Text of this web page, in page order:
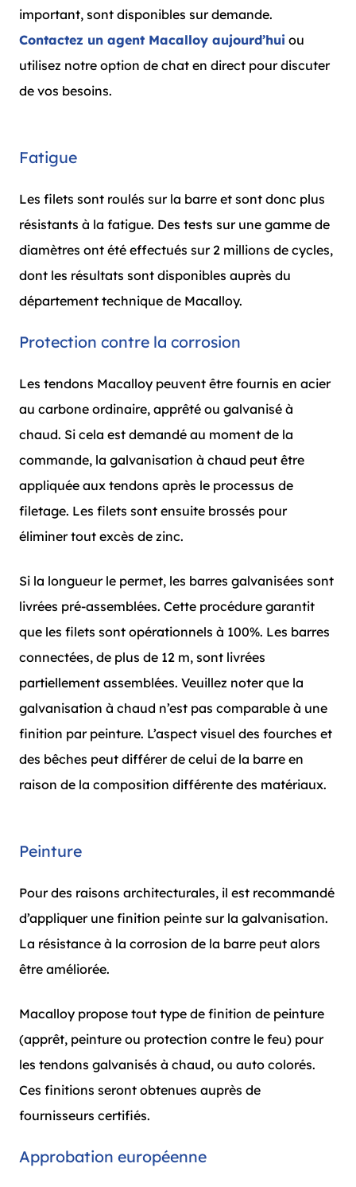
important, sont disponibles sur demande.
Contactez un agent Macalloy aujourd’hui ou
utilisez notre option de chat en direct pour discuter
de vos besoins.
Fatigue
Les filets sont roulés sur la barre et sont donc plus
résistants à la fatigue. Des tests sur une gamme de
diamètres ont été effectués sur 2 millions de cycles,
dont les résultats sont disponibles auprès du
département technique de Macalloy.
Protection contre la corrosion
Les tendons Macalloy peuvent être fournis en acier
au carbone ordinaire, apprêté ou galvanisé à
chaud. Si cela est demandé au moment de la
commande, la galvanisation à chaud peut être
appliquée aux tendons après le processus de
filetage. Les filets sont ensuite brossés pour
éliminer tout excès de zinc.
Si la longueur le permet, les barres galvanisées sont
livrées pré-assemblées. Cette procédure garantit
que les filets sont opérationnels à 100%. Les barres
connectées, de plus de 12 m, sont livrées
partiellement assemblées. Veuillez noter que la
galvanisation à chaud n’est pas comparable à une
finition par peinture. L’aspect visuel des fourches et
des bêches peut différer de celui de la barre en
raison de la composition différente des matériaux.
Peinture
Pour des raisons architecturales, il est recommandé
d’appliquer une finition peinte sur la galvanisation.
La résistance à la corrosion de la barre peut alors
être améliorée.
Macalloy propose tout type de finition de peinture
(apprêt, peinture ou protection contre le feu) pour
les tendons galvanisés à chaud, ou auto colorés.
Ces finitions seront obtenues auprès de
fournisseurs certifiés.
Approbation européenne